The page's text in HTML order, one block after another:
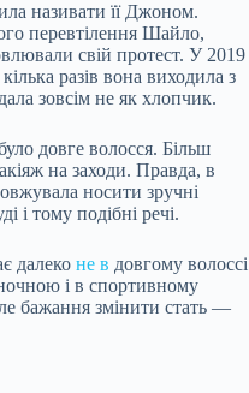
називати її Джоном.
перевтілення Шайло,
свій протест. У 2019
разів вона виходила з
зовсім не як хлопчик.
довге волосся. Більш
на заходи. Правда, в
носити зручні
і тому подібні речі.
далеко не в довгому волоссі
і в спортивному
бажання змінити стать —